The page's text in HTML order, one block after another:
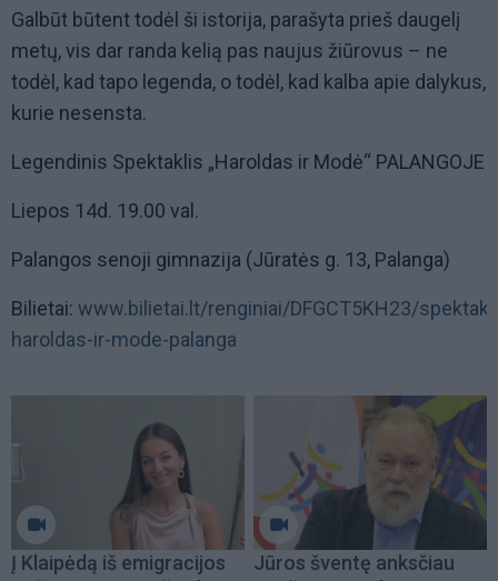
Galbūt būtent todėl ši istorija, parašyta prieš daugelį
metų, vis dar randa kelią pas naujus žiūrovus – ne
todėl, kad tapo legenda, o todėl, kad kalba apie dalykus,
kurie nesensta.
Legendinis Spektaklis „Haroldas ir Modė“ PALANGOJE
Liepos 14d. 19.00 val.
Palangos senoji gimnazija (Jūratės g. 13, Palanga)
Bilietai: www.bilietai.lt/renginiai/DFGCT5KH23/
haroldas-ir-mode-palanga
Į Klaipėdą iš emigracijos
Jūros šventę anksčiau